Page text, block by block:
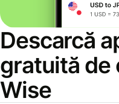
Descarcă
gratuită de
Wise